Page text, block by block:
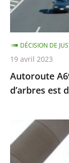
est
suspendu
jusqu’à
septembre
Autoroute
d’arbres est
DÉCISION DE
19 avril 2023
tableau